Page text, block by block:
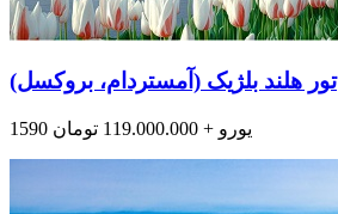
تور هلند بلژیک (آمستردام، بروکسل)
1590 یورو + 119.000.000 تومان